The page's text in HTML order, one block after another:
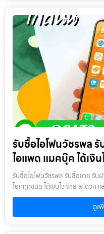
iCloud Backup ลงคอมจากนั้นรี
ไหลร้าน รับซื้อขายไอโฟน.com จะรั
ราคาเร็วที่สุด 9. หากต้อง “จำนำ”
นี้เน้นการขาย แต่หลายคนก็เลือก
ค่าบริการ รอบต่อดอก ขั้นต่ำกี่วัน
Money2plus ได้ที่รับจำนำไอโฟน
จริง เพื่อความปลอดภัย ไม่ควรเลือ
โฟน.com ให้บริการแบบโปร่งใส ตร
เหมาะกับคนที่ต้องการได้เงินด่วนแ
ปลอดภัย สรุป การเตรียมไอโฟนก่
ต่อราคา ยิ่งเตรียมตัวดีเท่าไหร่ รา
จริง และสำหรับใครที่ต้องการศึกษ
สามารถดูได้จาก Money2plus ที่ลิ
สาขาใกล้คุณเงื่อนไขการให้บริการ
ต้องการนำสินค้าชนิดใดมาจำนำ โด
ในเบื้องต้น2. กำหนดสถานที่นัดพบ
บัตรประชาชน เซ็นรับรองสำเนา
สอบสภาพ ตีราคา และ รับเงินสดทั
ขึ้นไป และสูงสุด 60 เดือน อัตราด
กำหนด เงิน 1,000 บาท จะมีค่าบริ
ทุก 20 วัน (นับจากวันที่จำนำสินค้า)
อัตราดอกเบี้ยค่าปรับ ค่าบริการ แล
สูงสุดไม่เกิน 28% ต่อปีเงื่อนไขกา
สินค้า : ผู้นำสินค้ามาจำนำ ต้องเป็น
ปี : หากเกินจะพิจารณาเป็นบางรา
เคยเสียหรือเคยซ่อมมาก่อน
รับซื้อไอโฟนวัชรพล
ไอแพด แมคบุ๊ค ได้เงิน
รับซื้อไอโฟนวัชรพล รับซื้อขาย รับ
ไอทีทุกชนิด ได้เงินไว ง่าย สะดวก
รับซื้อไอโฟนวัชรพล ให้บริการโดย
ขาย รับฝากสินค้าไอที และ ของมีค่
คบุ๊ค กล้องถ่ายรูป สินค้าแบรนด์เน
ดูเ